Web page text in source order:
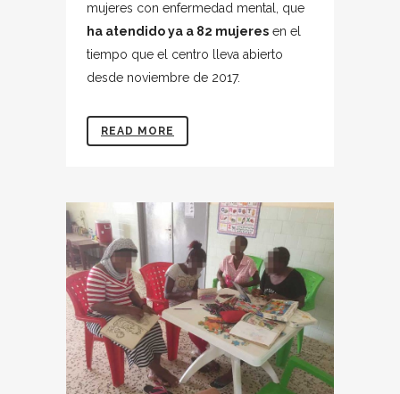
mujeres con enfermedad mental, que
ha atendido ya a 82 mujeres en el
tiempo que el centro lleva abierto
desde noviembre de 2017.
READ MORE